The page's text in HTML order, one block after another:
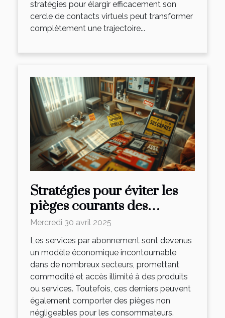
stratégies pour élargir efficacement son
cercle de contacts virtuels peut transformer
complètement une trajectoire...
Stratégies pour éviter les
pièges courants des
services par abonnement
Mercredi 30 avril 2025
Les services par abonnement sont devenus
un modèle économique incontournable
dans de nombreux secteurs, promettant
commodité et accès illimité à des produits
ou services. Toutefois, ces derniers peuvent
également comporter des pièges non
négligeables pour les consommateurs.